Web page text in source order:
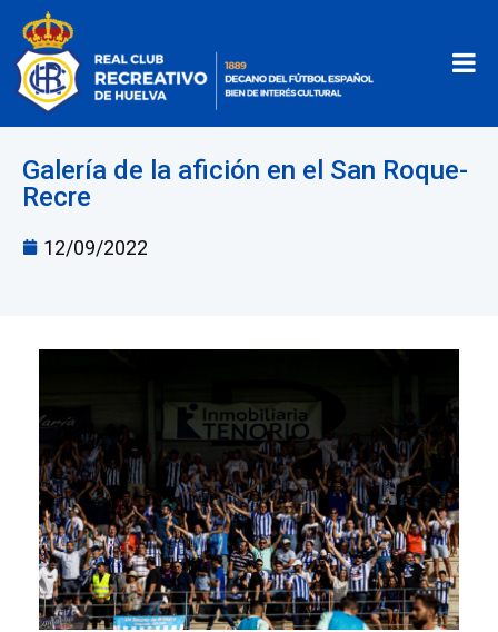
Galería de la afición en el San Roque-
Recre
12/09/2022